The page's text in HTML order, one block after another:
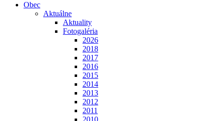
Obec
Aktuálne
Aktuality
Fotogaléria
2026
2018
2017
2016
2015
2014
2013
2012
2011
2010